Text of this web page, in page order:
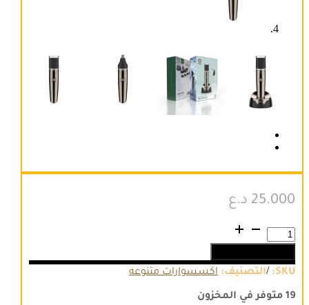
25.000 د.ع
كمية
Green
2
1
SKU:
/التصنيف: اكسسوارات متنوعه
19 متوفر في المخزون